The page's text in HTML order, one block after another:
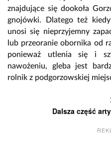
znajdujące się dookoła
gnojówki. Dlatego też
unosi się nieprzyjemny
lub przeoranie obornika od
ponieważ utlenia się i
nawożeniu, gleba jest
rolnik z podgorzowskiej
Dalsza część